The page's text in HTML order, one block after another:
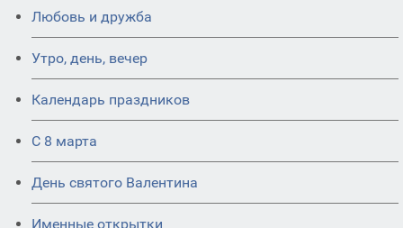
Любовь и дружба
Утро, день, вечер
Календарь праздников
С 8 марта
День святого Валентина
Именные открытки